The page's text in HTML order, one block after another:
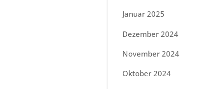
Januar 2025
Dezember 2024
November 2024
Oktober 2024